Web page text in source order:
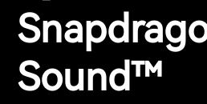
Sound™